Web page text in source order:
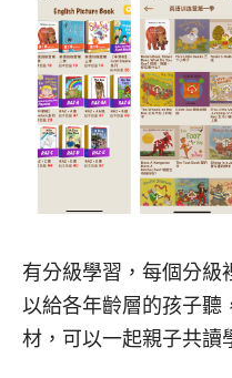
有分級學習，每個分級
以給各年齡層的孩子聽
材，可以一起親子共讀